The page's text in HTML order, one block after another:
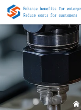
Oor Ons
Produkte